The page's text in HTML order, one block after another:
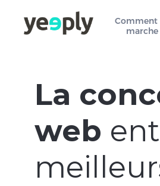
Comment
marche
La
web